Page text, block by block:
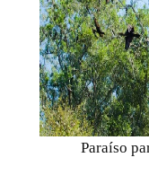
Paraíso